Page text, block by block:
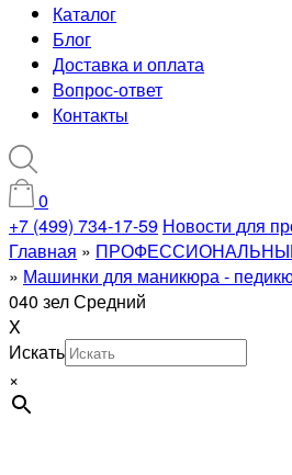
Каталог
Блог
Доставка и оплата
Вопрос-ответ
Контакты
0
+7 (499) 734-17-59 Новости для
Главная »
» Машинки для маникюра -
040 зел Средний
X
Искать
×